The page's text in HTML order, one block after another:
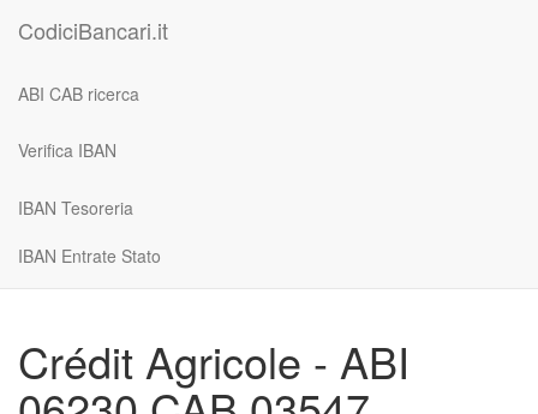
CodiciBancari.it
ABI CAB ricerca
Verifica IBAN
IBAN Tesoreria
IBAN Entrate Stato
Crédit Agricole - ABI